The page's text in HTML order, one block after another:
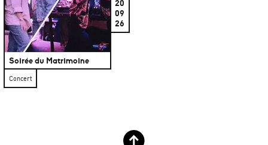
Soirée du Matrimoine
20
09
26
Concert
Retour haut de page